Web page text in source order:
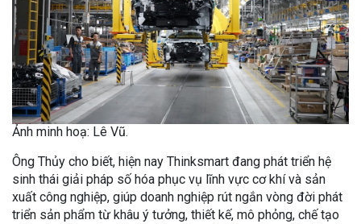
Ảnh minh hoạ: Lê Vũ.
Ông Thủy cho biết, hiện nay Thinksmart đang phát triển hệ
sinh thái giải pháp số hóa phục vụ lĩnh vực cơ khí và sản
xuất công nghiệp, giúp doanh nghiệp rút ngắn vòng đời phát
triển sản phẩm từ khâu ý tưởng, thiết kế, mô phỏng, chế tạo